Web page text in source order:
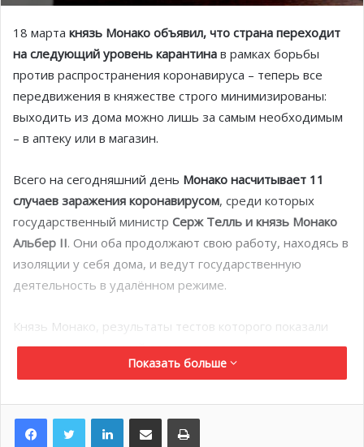
18 марта князь Монако объявил, что страна переходит
на следующий уровень карантина в рамках борьбы
против распространения коронавируса – теперь все
передвижения в княжестве строго минимизированы:
выходить из дома можно лишь за самым необходимым
– в аптеку или в магазин.
Всего на сегодняшний день Монако насчитывает 11
случаев заражения коронавирусом, среди которых
государственный министр Серж Телль и князь Монако
Альбер II. Они оба продолжают свою работу, находясь в
изоляции у себя дома, и ведут государственную
деятельность в удалённом режиме.
Князь Монако, результаты тестов которого показали
вчера положительный результат на коронавирус,
призвал накануне всех жителей княжества оказать
Монако — беспрецедентное обращение в истории
княжества.
Показать больше
LinkedInПоделиться по электронной почте Распечатать